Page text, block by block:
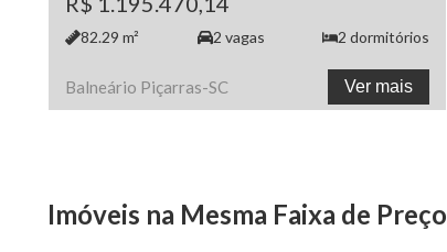
82.29 m² 2 vagas 2 dormitórios
Balneário Piçarras-SC Ver mais
Imóveis na Mesma Faixa de Preço